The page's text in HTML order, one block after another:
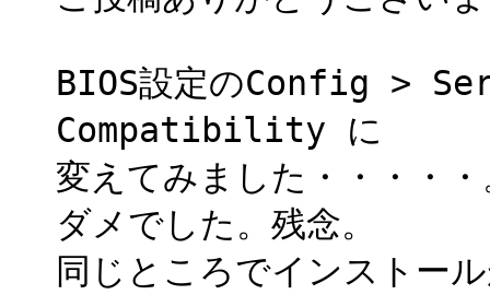
BIOS設定のConfig >
Compatibility に
変えてみました・・・・・
ダメでした。残念。
同じところでインストー